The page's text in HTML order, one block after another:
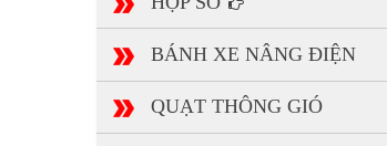
BÁNH XE NÂNG ĐIỆN
QUẠT THÔNG GIÓ